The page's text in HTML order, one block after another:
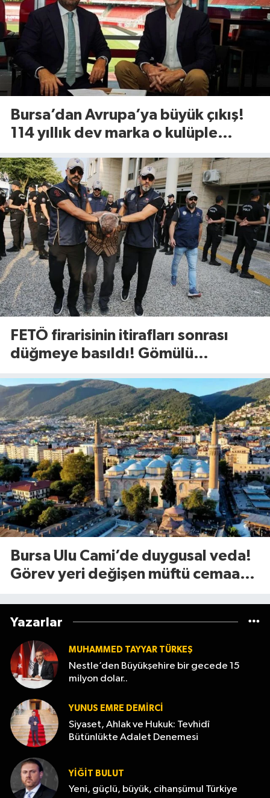
Bursa’dan Avrupa’ya büyük çıkış!
114 yıllık dev marka o kulüple
FETÖ firarisinin itirafları sonrası
düğmeye basıldı! Gömülü
Bursa Ulu Cami’de duygusal veda!
Görev yeri değişen müftü cemaate
Yazarlar
MUHAMMED TAYYAR TÜRKEŞ
Nestle’den Büyükşehire bir gecede 15
milyon dolar..
YUNUS EMRE DEMIRCI
Siyaset, Ahlak ve Hukuk: Tevhidî
Bütünlükte Adalet Denemesi
YİĞİT BULUT
Yeni, güçlü, büyük, cihanşümul Türkiye